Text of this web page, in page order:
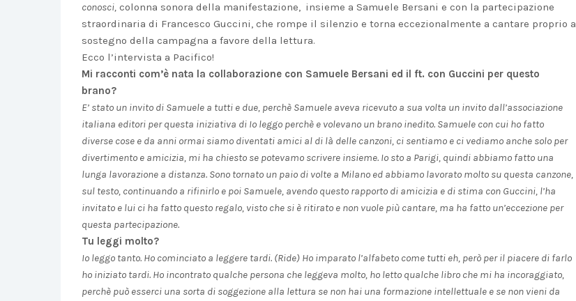
conosci, colonna sonora della manifestazione, insieme a Samuele Bersani e con la partecipazione
straordinaria di Francesco Guccini, che rompe il silenzio e torna eccezionalmente a cantare proprio a
sostegno della campagna a favore della lettura.
Ecco l’intervista a Pacifico!
Mi racconti com’è nata la collaborazione con Samuele Bersani ed il ft. con Guccini per questo
brano?
E’ stato un invito di Samuele a tutti e due, perchè Samuele aveva ricevuto a sua volta un invito dall’associazione
italiana editori per questa iniziativa di Io leggo perchè e volevano un brano inedito. Samuele con cui ho fatto
diverse cose e da anni ormai siamo diventati amici al di là delle canzoni, ci sentiamo e ci vediamo anche solo per
divertimento e amicizia, mi ha chiesto se potevamo scrivere insieme. Io sto a Parigi, quindi abbiamo fatto una
lunga lavorazione a distanza. Sono tornato un paio di volte a Milano ed abbiamo lavorato molto su questa canzone,
sul testo, continuando a rifinirlo e poi Samuele, avendo questo rapporto di amicizia e di stima con Guccini, l’ha
invitato e lui ci ha fatto questo regalo, visto che si è ritirato e non vuole più cantare, ma ha fatto un’eccezione per
questa partecipazione.
Tu leggi molto?
Io leggo tanto. Ho cominciato a leggere tardi. (Ride) Ho imparato l’alfabeto come tutti eh, però per il piacere di farlo
ho iniziato tardi. Ho incontrato qualche persona che leggeva molto, ho letto qualche libro che mi ha incoraggiato,
perchè può esserci una sorta di soggezione alla lettura se non hai una formazione intellettuale e se non vieni da